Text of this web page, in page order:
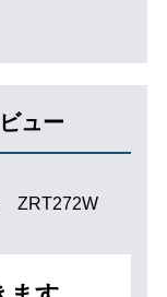
ュー
ZRT272W